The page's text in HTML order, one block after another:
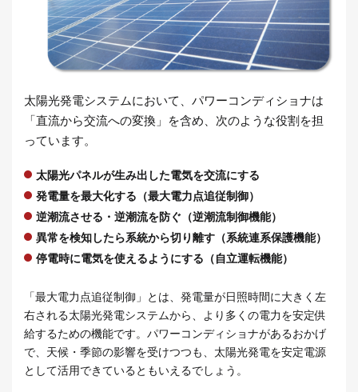
太陽光発電システムにおいて、パワーコンディショナは
「直流から交流への変換」を含め、次のような役割を担
っています。
太陽光パネルが生み出した電気を交流にする
発電量を最大化する（最大電力点追従制御）
逆潮流させる・逆潮流を防ぐ（逆潮流制御機能）
異常を検知したら系統から切り離す（系統連系保護機能）
停電時に電気を使えるようにする（自立運転機能）
「最大電力点追従制御」とは、発電量が日照時間に大きく左
右される太陽光発電システムから、より多くの電力を安定供
給するための機能です。パワーコンディショナがあるおかげ
で、天候・季節の影響を受けつつも、太陽光発電を安定電源
として活用できているともいえるでしょう。